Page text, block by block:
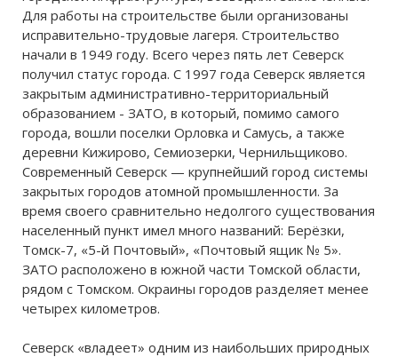
Для работы на строительстве были организованы
исправительно-трудовые лагеря. Строительство
начали в 1949 году. Всего через пять лет Северск
получил статус города. С 1997 года Северск является
закрытым административно-территориальный
образованием - ЗАТО, в который, помимо самого
города, вошли поселки Орловка и Самусь, а также
деревни Кижирово, Семиозерки, Чернильщиково.
Современный Северск — крупнейший город системы
закрытых городов атомной промышленности. За
время своего сравнительно недолгого существования
населенный пункт имел много названий: Берёзки,
Томск-7, «5-й Почтовый», «Почтовый ящик № 5».
ЗАТО расположено в южной части Томской области,
рядом с Томском. Окраины городов разделяет менее
четырех километров.
Северск «владеет» одним из наибольших природных